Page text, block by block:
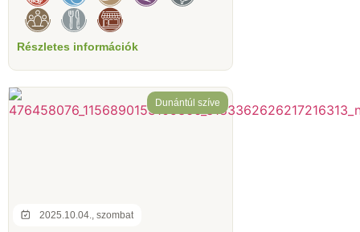
Részletes információk
2025.10.04., szombat
Dunántúl szíve